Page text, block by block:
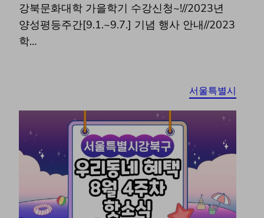
강북문화대학 가을학기 수강신청~!//2023년
양성평등주간[9.1.~9.7.] 기념 행사 안내//2023
학…
서울특별시